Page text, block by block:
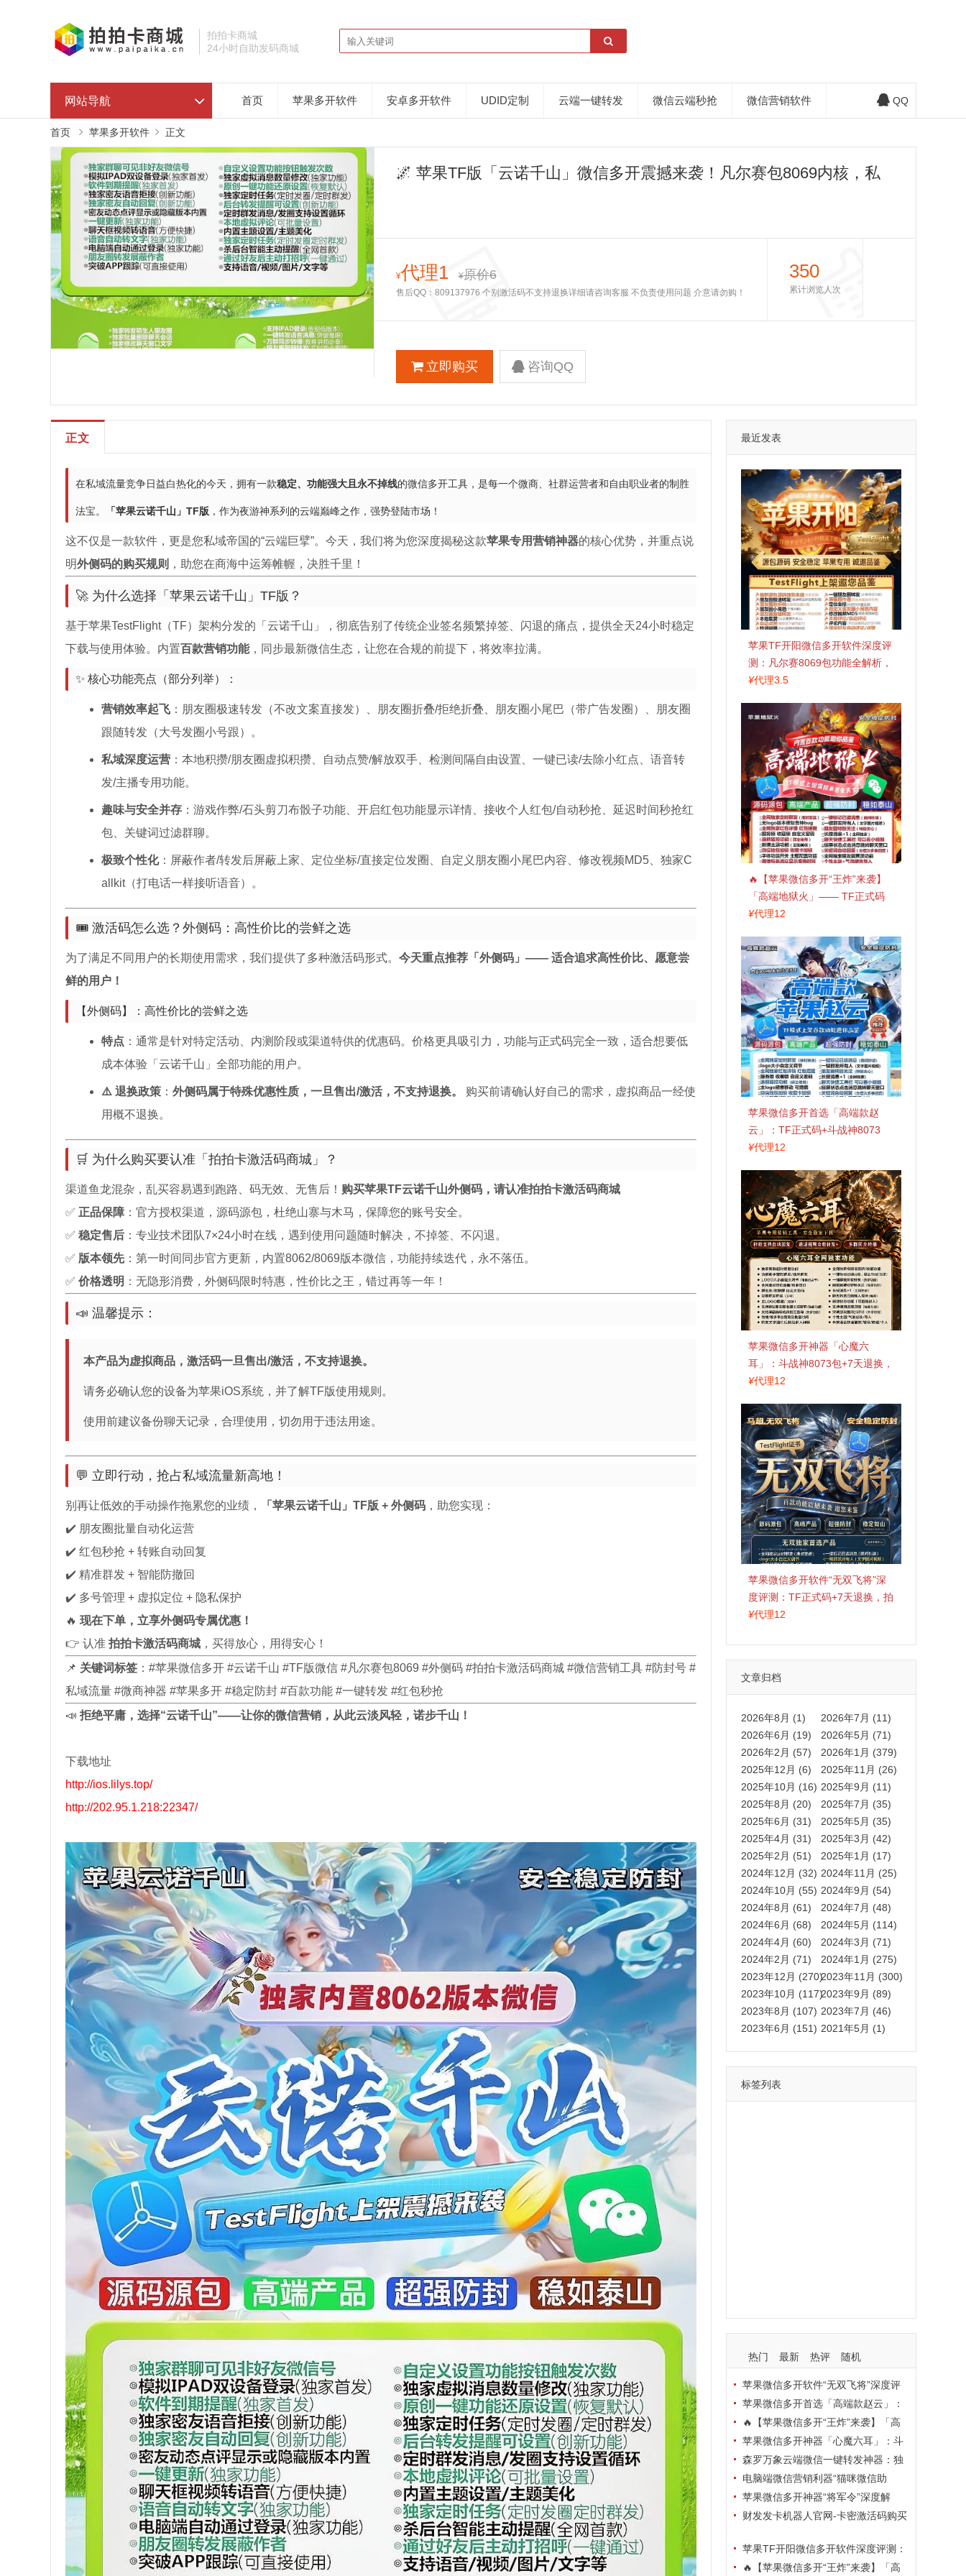
拍拍卡商城
24小时自助发码商城
网站导航 首页 苹果多开软件 安卓多开软件 UDID定制 云端一键转发 微信云端秒抢 微信营销软件 QQ
首页 苹果多开软件 正文
🌌 苹果TF版「云诺千山」微信多开震撼来袭！凡尔赛包8069内核，私
¥代理1 ¥原价6
售后QQ：809137976 个别激活码不支持退换详细请咨询客服 不负责使用问题 介意请勿购！
350
累计浏览人次
立即购买 咨询QQ
正文
在私域流量竞争日益白热化的今天，拥有一款稳定、功能强大且永不掉线的微信多开工具，是每一个微商、社群运营者和自由职业者的制胜
法宝。 「苹果云诺千山」TF版 ，作为夜游神系列的云端巅峰之作，强势登陆市场！
这不仅是一款软件，更是您私域帝国的“云端巨擘”。今天，我们将为您深度揭秘这款苹果专用营销神器的核心优势，并重点说
明外侧码的购买规则 ，助您在商海中运筹帷幄，决胜千里！
🚀 为什么选择「苹果云诺千山」TF版？
基于苹果TestFlight（TF）架构分发的「云诺千山」，彻底告别了传统企业签名频繁掉签、闪退的痛点，提供全天24小时稳定
下载与使用体验。内置百款营销功能，同步最新微信生态，让您在合规的前提下，将效率拉满。
✨ 核心功能亮点（部分列举）：
营销效率起飞：朋友圈极速转发（不改文案直接发）、朋友圈折叠/拒绝折叠、朋友圈小尾巴（带广告发圈）、朋友圈
跟随转发（大号发圈小号跟）。
私域深度运营：本地积攒/朋友圈虚拟积攒、自动点赞/解放双手、检测间隔自由设置、一键已读/去除小红点、语音转
发/主播专用功能。
趣味与安全并存：游戏作弊/石头剪刀布骰子功能、开启红包功能显示详情、接收个人红包/自动秒抢、延迟时间秒抢红
包、关键词过滤群聊。
极致个性化：屏蔽作者/转发后屏蔽上家、定位坐标/直接定位发圈、自定义朋友圈小尾巴内容、修改视频MD5、独家C
allkit（打电话一样接听语音）。
🎟️ 激活码怎么选？外侧码：高性价比的尝鲜之选
为了满足不同用户的长期使用需求，我们提供了多种激活码形式。 今天重点推荐「外侧码」—— 适合追求高性价比、愿意尝
鲜的用户！
【外侧码】：高性价比的尝鲜之选
特点 ：通常是针对特定活动、内测阶段或渠道特供的优惠码。价格更具吸引力，功能与正式码完全一致，适合想要低
成本体验「云诺千山」全部功能的用户。
⚠️ 退换政策： 外侧码属于特殊优惠性质，一旦售出/激活，不支持退换。
购买前请确认好自己的需求，虚拟商品一经使
用概不退换。
🛒 为什么购买要认准「拍拍卡激活码商城」？
渠道鱼龙混杂，乱买容易遇到跑路、码无效、无售后！ 购买苹果TF云诺千山外侧码，请认准拍拍卡激活码商城
✅ 正品保障：官方授权渠道，源码源包，杜绝山寨与木马，保障您的账号安全。
✅ 稳定售后：专业技术团队7×24小时在线，遇到使用问题随时解决，不掉签、不闪退。
✅ 版本领先：第一时间同步官方更新，内置8062/8069版本微信，功能持续迭代，永不落伍。
✅ 价格透明 ：无隐形消费，外侧码限时特惠，性价比之王，错过再等一年！
📣 温馨提示：
本产品为虚拟商品，激活码一旦售出/激活，不支持退换。
请务必确认您的设备为苹果iOS系统，并了解TF版使用规则。
使用前建议备份聊天记录，合理使用，切勿用于违法用途。
💬 立即行动，抢占私域流量新高地！
别再让低效的手动操作拖累您的业绩， 「苹果云诺千山」TF版 + 外侧码，助您实现：
✔️ 朋友圈批量自动化运营
✔️ 红包秒抢 + 转账自动回复
✔️ 精准群发 + 智能防撤回
✔️ 多号管理 + 虚拟定位 + 隐私保护
🔥 现在下单，立享外侧码专属优惠！
👉 认准 拍拍卡激活码商城，买得放心，用得安心！
📌 关键词标签：#苹果微信多开 #云诺千山 #TF版微信 #凡尔赛包8069 #外侧码 #拍拍卡激活码商城 #微信营销工具 #防封号 #
私域流量 #微商神器 #苹果多开 #稳定防封 #百款功能 #一键转发 #红包秒抢
📣 拒绝平庸，选择“云诺千山”——让你的微信营销，从此云淡风轻，诺步千山！
下载地址
http://ios.lilys.top/
http://202.95.1.218:22347/
最近发表
苹果TF开阳微信多开软件深度评
测：凡尔赛8069包功能全解析，
TestFlight稳定版上架，激活认准
¥代理3.5
🔥【苹果微信多开“王炸”来袭】
「高端地狱火」—— TF正式码
+斗战神8073包，7天退换，安全
¥代理12
苹果微信多开首选「高端款赵
云」：TF正式码+斗战神8073
包，7天退换认准拍拍卡激活码
¥代理12
苹果微信多开神器「心魔六
耳」：斗战神8073包+7天退换，
认准拍拍卡激活码商城
¥代理12
苹果微信多开软件“无双飞将”深
度评测：TF正式码+7天退换，拍
拍卡激活码商城正品保障
¥代理12
文章归档
2026年8月 (1)
2026年7月 (11)
2026年6月 (19)
2026年5月 (71)
2026年2月 (57)
2026年1月 (379)
2025年12月 (6)
2025年11月 (26)
2025年10月 (16) 2025年9月 (11)
2025年8月 (20)
2025年7月 (35)
2025年6月 (31)
2025年5月 (35)
2025年4月 (31)
2025年3月 (42)
2025年2月 (51)
2025年1月 (17)
2024年12月 (32) 2024年11月 (25)
2024年10月 (55) 2024年9月 (54)
2024年8月 (61)
2024年7月 (48)
2024年6月 (68)
2024年5月 (114)
2024年4月 (60)
2024年3月 (71)
2024年2月 (71)
2024年1月 (275)
2023年12月 (270)2023年11月 (300)
2023年10月 (117)2023年9月 (89)
2023年8月 (107) 2023年7月 (46)
2023年6月 (151) 2021年5月 (1)
标签列表
热门 最新 热评 随机
苹果微信多开软件“无双飞将”深度评
测：TF正式码+7天退换，拍拍卡激活
码商城正品保障
苹果微信多开首选「高端款赵云」：
TF正式码+斗战神8073包，7天退换认
准拍拍卡激活码商城
🔥【苹果微信多开“王炸”来袭】「高
端地狱火」—— TF正式码+斗战神807
3包，7天退换，安全防封，多开自由触
手可及！
苹果微信多开神器「心魔六耳」：斗
战神8073包+7天退换，认准拍拍卡激
活码商城
森罗万象云端微信一键转发神器：独
家源码·安全防封·月卡季卡半年卡年卡
授权，7天无理由退换！
电脑端微信营销利器“猫咪微信助
手”深度评测：7大模块功能全解析，多
卡种授权灵活选
苹果微信多开神器“将军令”深度解
析：8073版本包+TF外侧码，微商营销
财发发卡机器人官网-卡密激活码购买
换苹果TF开阳微信多开软件深度评测：
凡尔赛8069包功能全解析，TestFlight
🔥【苹果微信多开“王炸”来袭】「高